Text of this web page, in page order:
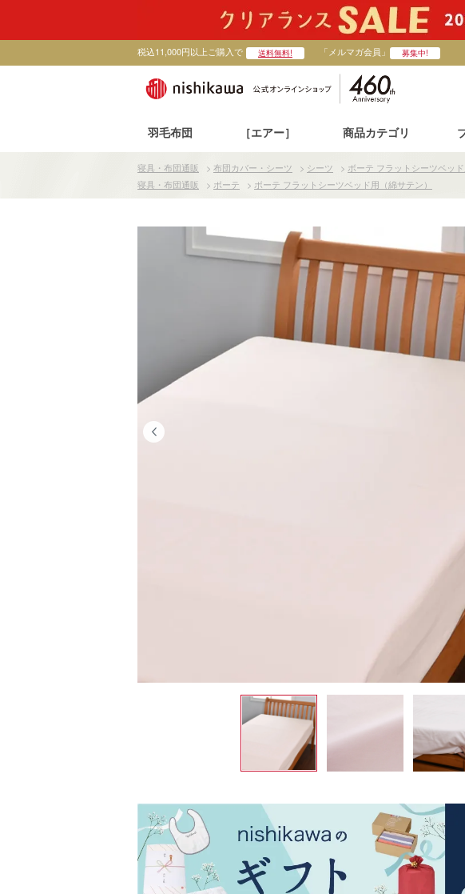
税込11,000円以上ご購入で 送料無料! 「メルマガ会員」 募集中!
羽毛布団 ［エアー］ 商品カテゴリ
寝具・布団通販 > 布団カバー・シーツ > シーツ > ボーテ フラットシーツベッド
寝具・布団通販
> ボーテ > ボーテ フラットシーツベッド用（綿サテン）